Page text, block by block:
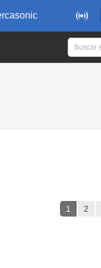

1 2